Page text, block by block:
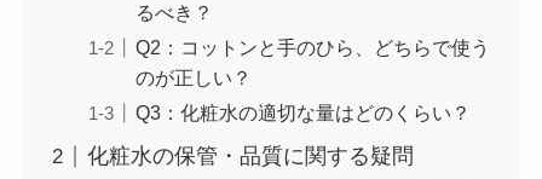
るべき？
Q2：コットンと手のひら、どちらで使う
のが正しい？
Q3：化粧水の適切な量はどのくらい？
化粧水の保管・品質に関する疑問